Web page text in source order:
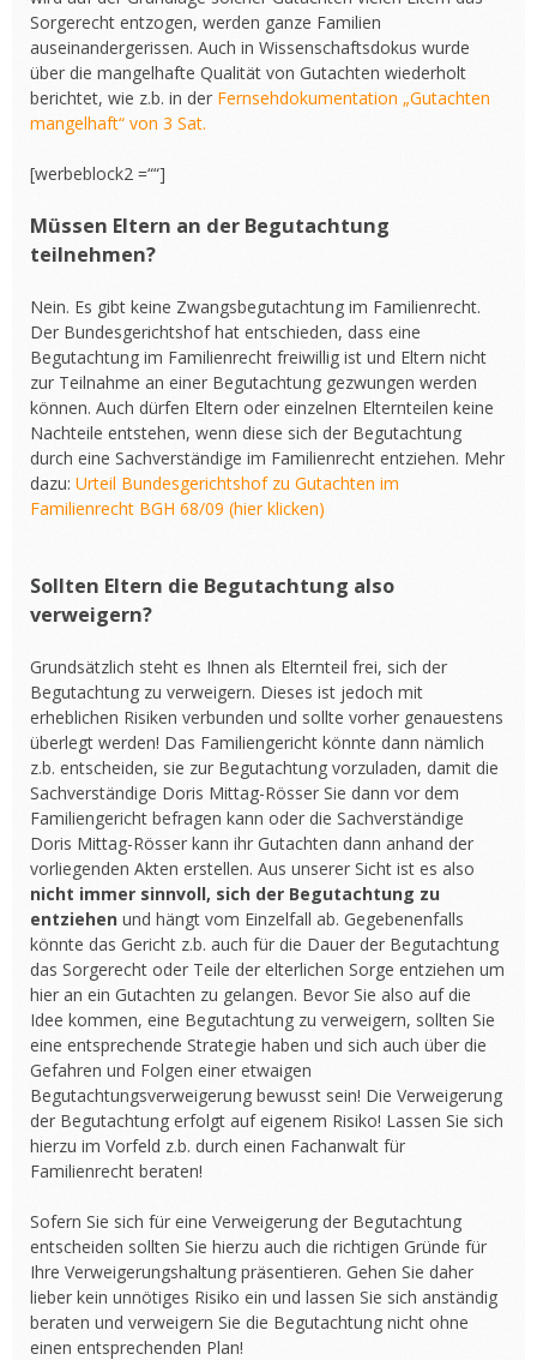
Sorgerecht entzogen, werden ganze Familien
auseinandergerissen. Auch in Wissenschaftsdokus wurde
über die mangelhafte Qualität von Gutachten wiederholt
berichtet, wie z.b. in der Fernsehdokumentation „Gutachten
mangelhaft“ von 3 Sat.
[werbeblock2 =““]
Müssen Eltern an der Begutachtung
teilnehmen?
Nein. Es gibt keine Zwangsbegutachtung im Familienrecht.
Der Bundesgerichtshof hat entschieden, dass eine
Begutachtung im Familienrecht freiwillig ist und Eltern nicht
zur Teilnahme an einer Begutachtung gezwungen werden
können. Auch dürfen Eltern oder einzelnen Elternteilen keine
Nachteile entstehen, wenn diese sich der Begutachtung
durch eine Sachverständige im Familienrecht entziehen. Mehr
dazu: Urteil Bundesgerichtshof zu Gutachten im
Familienrecht BGH 68/09 (hier klicken)
Sollten Eltern die Begutachtung also
verweigern?
Grundsätzlich steht es Ihnen als Elternteil frei, sich der
Begutachtung zu verweigern. Dieses ist jedoch mit
erheblichen Risiken verbunden und sollte vorher genauestens
überlegt werden! Das Familiengericht könnte dann nämlich
z.b. entscheiden, sie zur Begutachtung vorzuladen, damit die
Sachverständige Doris Mittag-Rösser Sie dann vor dem
Familiengericht befragen kann oder die Sachverständige
Doris Mittag-Rösser kann ihr Gutachten dann anhand der
vorliegenden Akten erstellen. Aus unserer Sicht ist es also
nicht immer sinnvoll, sich der Begutachtung zu
entziehen und hängt vom Einzelfall ab. Gegebenenfalls
könnte das Gericht z.b. auch für die Dauer der Begutachtung
das Sorgerecht oder Teile der elterlichen Sorge entziehen um
hier an ein Gutachten zu gelangen. Bevor Sie also auf die
Idee kommen, eine Begutachtung zu verweigern, sollten Sie
eine entsprechende Strategie haben und sich auch über die
Gefahren und Folgen einer etwaigen
Begutachtungsverweigerung bewusst sein! Die Verweigerung
der Begutachtung erfolgt auf eigenem Risiko! Lassen Sie sich
hierzu im Vorfeld z.b. durch einen Fachanwalt für
Familienrecht beraten!
Sofern Sie sich für eine Verweigerung der Begutachtung
entscheiden sollten Sie hierzu auch die richtigen Gründe für
Ihre Verweigerungshaltung präsentieren. Gehen Sie daher
lieber kein unnötiges Risiko ein und lassen Sie sich anständig
beraten und verweigern Sie die Begutachtung nicht ohne
einen entsprechenden Plan!